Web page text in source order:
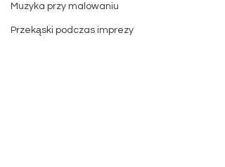
Muzyka przy malowaniu
Przekąski podczas imprezy